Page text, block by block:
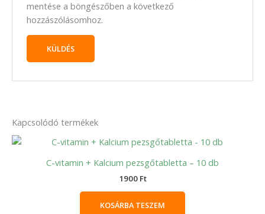
mentése a böngészőben a következő
hozzászólásomhoz.
Kapcsolódó termékek
C-vitamin + Kalcium pezsgőtabletta – 10 db
1900 Ft
KOSÁRBA TESZEM